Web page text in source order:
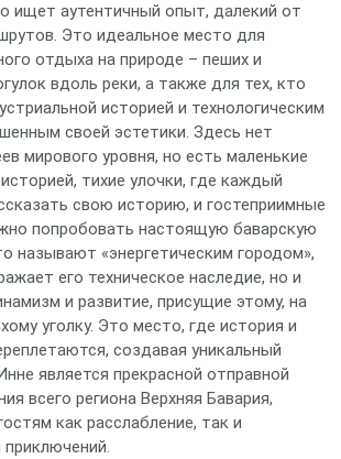
ищет аутентичный опыт, далекий от
Это идеальное место для
отдыха на природе – пеших и
вдоль реки, а также для тех, кто
историей и технологическим
своей эстетики. Здесь нет
мирового уровня, но есть маленькие
тихие улочки, где каждый
свою историю, и гостеприимные
попробовать настоящую баварскую
называют «энергетическим городом»,
его техническое наследие, но и
и развитие, присущие этому, на
уголку. Это место, где история и
создавая уникальный
является прекрасной отправной
всего региона Верхняя Бавария,
как расслабление, так и